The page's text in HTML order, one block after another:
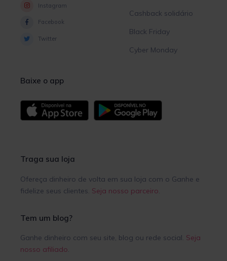
Instagram
Facebook
Twitter
Cashback solidário
Black Friday
Cyber Monday
Baixe o app
Traga sua loja
Ofereça dinheiro de volta em sua loja com o Ganhe e
fidelize seus clientes. Seja nosso parceiro.
Tem um blog?
Ganhe dinheiro com seu site, blog ou rede social. Seja
nosso afiliado.